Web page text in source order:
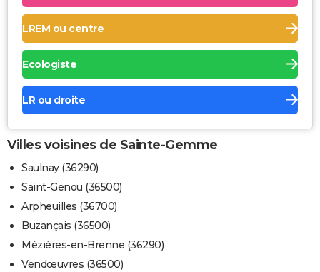
LREM ou centre
Ecologiste
LR ou droite
Villes voisines de Sainte-Gemme
Saulnay (36290)
Saint-Genou (36500)
Arpheuilles (36700)
Buzançais (36500)
Mézières-en-Brenne (36290)
Vendœuvres (36500)